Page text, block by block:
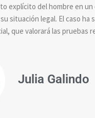
explícito del hombre en un
situación legal. El caso ha
que valorará las pruebas
Julia Galindo